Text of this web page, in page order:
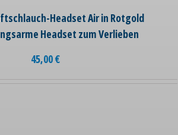
Headset Air in Rotgold
Headset zum Verlieben
45,00€